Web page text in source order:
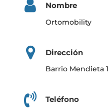
Nombre
Ortomobility
Dirección
Barrio Mendieta
Teléfono